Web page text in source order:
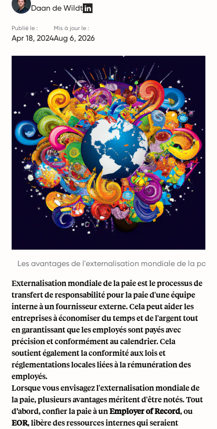
Daan de Wildt
Publié le :
Apr 18, 2024
Mis à jour le :
Aug 6, 2026
Les avantages de l'externalisation mondiale de la paie
Externalisation mondiale de la paie est le processus de
transfert de responsabilité pour la paie d'une équipe
interne à un fournisseur externe. Cela peut aider les
entreprises à économiser du temps et de l'argent tout
en garantissant que les employés sont payés avec
précision et conformément au calendrier. Cela
soutient également la conformité aux lois et
réglementations locales liées à la rémunération des
employés.
Lorsque vous envisagez l'externalisation mondiale de
la paie, plusieurs avantages méritent d'être notés. Tout
d’abord, confier la paie à unEmployer of Record, ou
EOR, libère des ressources internes qui seraient